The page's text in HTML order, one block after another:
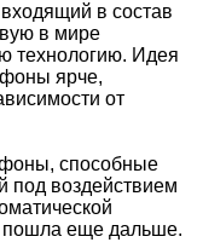
в состав
в мире
технологию. Идея
ярче,
от
способные
под воздействием
пошла еще дальше.